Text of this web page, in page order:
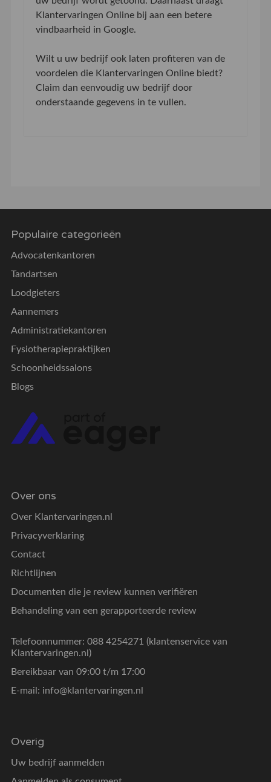
Klantervaringen Online bij aan een betere
vindbaarheid in Google.
Wilt u uw bedrijf ook laten profiteren van de
voordelen die Klantervaringen Online biedt?
Claim dan eenvoudig uw bedrijf door
onderstaande gegevens in te vullen.
Populaire categorieën
Advocatenkantoren
Tandartsen
Loodgieters
Aannemers
Administratiekantoren
Fysiotherapiepraktijken
Schoonheidssalons
Blogs
Over ons
Over Klantervaringen.nl
Privacyverklaring
Contact
Richtlijnen
Documenten die je review kunnen verifiëren
Behandeling van een gerapporteerde review
Telefoonnummer: 088 4254271 (klantenservice van
Klantervaringen.nl)
Bereikbaar van 09:00 t/m 17:00
E-mail: info@klantervaringen.nl
Overig
Uw bedrijf aanmelden